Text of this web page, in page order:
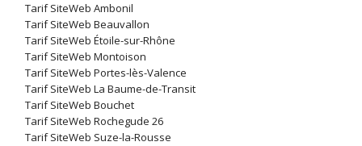
Tarif SiteWeb Ambonil
Tarif SiteWeb Beauvallon
Tarif SiteWeb Étoile-sur-Rhône
Tarif SiteWeb Montoison
Tarif SiteWeb Portes-lès-Valence
Tarif SiteWeb La Baume-de-Transit
Tarif SiteWeb Bouchet
Tarif SiteWeb Rochegude 26
Tarif SiteWeb Suze-la-Rousse